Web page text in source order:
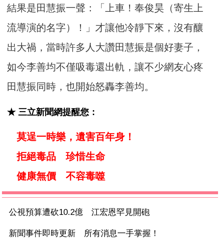
結果是田慧振一聲：「上車！奉俊昊（寄生上
流導演的名字）！」才讓他冷靜下來，沒有釀
出大禍，當時許多人大讚田慧振是個好妻子，
如今李善均不僅吸毒還出軌，讓不少網友心疼
田慧振同時，也開始怒轟李善均。
★ 三立新聞網提醒您：
莫逞一時樂，遺害百年身！
拒絕毒品 珍惜生命
健康無價 不容毒噬
公視預算遭砍10.2億 江宏恩罕見開砲
新聞事件即時更新 所有消息一手掌握！